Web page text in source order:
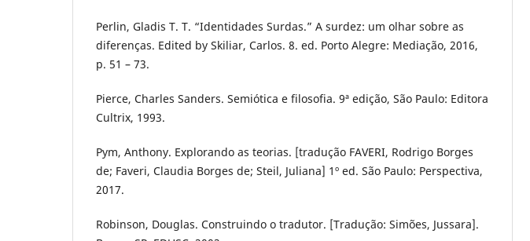
Perlin, Gladis T. T. “Identidades Surdas.” A surdez: um olhar sobre as
diferenças. Edited by Skiliar, Carlos. 8. ed. Porto Alegre: Mediação, 2016,
p. 51 – 73.
Pierce, Charles Sanders. Semiótica e filosofia. 9ª edição, São Paulo: Editora
Cultrix, 1993.
Pym, Anthony. Explorando as teorias. [tradução FAVERI, Rodrigo Borges
de; Faveri, Claudia Borges de; Steil, Juliana] 1º ed. São Paulo: Perspectiva,
2017.
Robinson, Douglas. Construindo o tradutor. [Tradução: Simões, Jussara].